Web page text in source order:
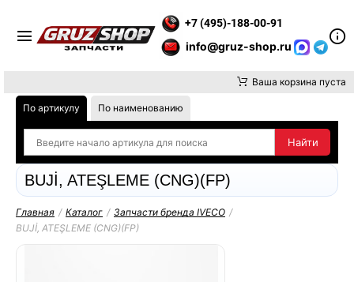
+7 (495)-188-00-91
info@gruz-shop.ru
Ваша корзина пуста
По артикулу По наименованию
BUJİ, ATEŞLEME (CNG)(FP)
Главная / Каталог / Запчасти бренда IVECO /
BUJİ, ATEŞLEME (CNG)(FP)